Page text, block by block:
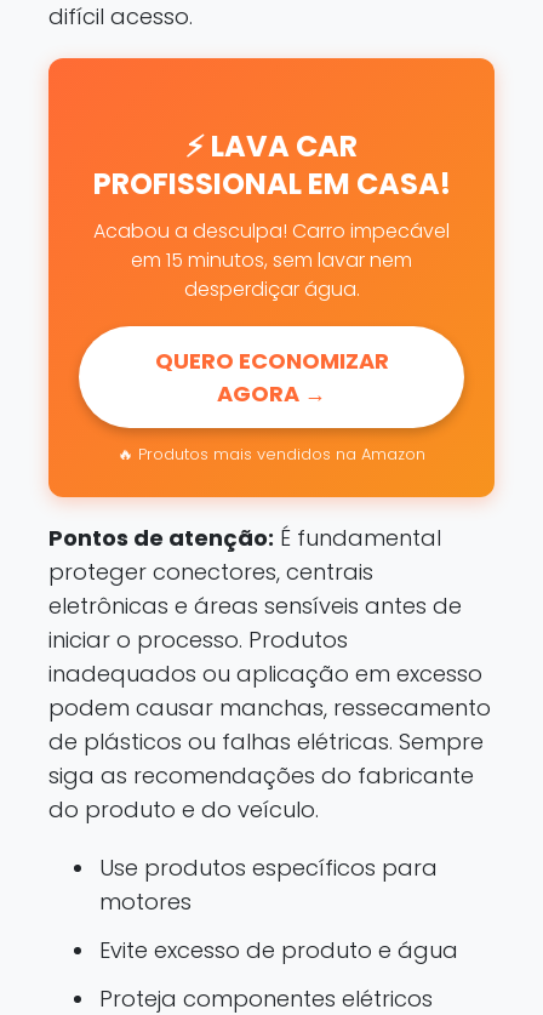
difícil acesso.
⚡ LAVA CAR
PROFISSIONAL EM CASA!
Acabou a desculpa! Carro impecável
em 15 minutos, sem lavar nem
desperdiçar água.
QUERO ECONOMIZAR
AGORA →
🔥 Produtos mais vendidos na Amazon
Pontos de atenção: É fundamental
proteger conectores, centrais
eletrônicas e áreas sensíveis antes de
iniciar o processo. Produtos
inadequados ou aplicação em excesso
podem causar manchas, ressecamento
de plásticos ou falhas elétricas. Sempre
siga as recomendações do fabricante
do produto e do veículo.
Use produtos específicos para
motores
Evite excesso de produto e água
Proteja componentes elétricos